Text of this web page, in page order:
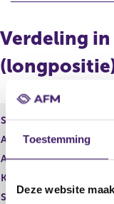
Toestemming
Deze website
o
i
g
e
r
g
i
t
e
r
Verdeling
Soort aandeel
Aantal aandelen
Aantal stemmen
Kapitaalbelang
Stemrecht